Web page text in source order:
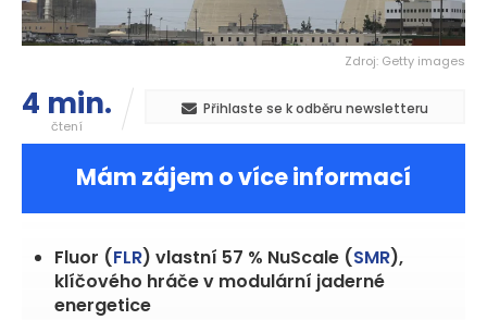
Zdroj: Getty images
4 min.
čtení
Přihlaste se k odběru newsletteru
Mám zájem o více informací
Fluor (FLR) vlastní 57 % NuScale (SMR),
klíčového hráče v modulární jaderné
energetice